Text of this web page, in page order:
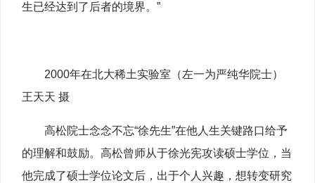
生已经达到了后者的境界。”
2000年在北大稀土实验室（左一为严纯华院士）
王天天 摄
高松院士念念不忘“徐先生”在他人生关键路口给予
的理解和鼓励。高松曾师从于徐光宪攻读硕士学位，当
他完成了硕士学位论文后，出于个人兴趣，想转变研究